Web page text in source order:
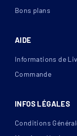
Bons plans
AIDE
Informations de
Commande
INFOS LÉGALES
Conditions